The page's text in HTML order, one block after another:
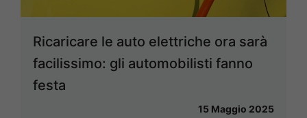
Ricaricare le auto elettriche ora sarà
facilissimo: gli automobilisti fanno
festa
15 Maggio 2025